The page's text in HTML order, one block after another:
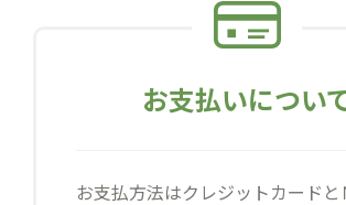
お支払いについ
お支払方法はクレジットカードと